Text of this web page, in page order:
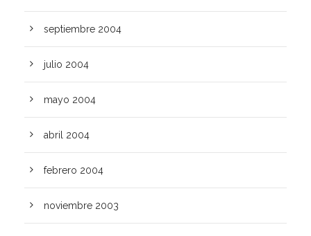
septiembre 2004
julio 2004
mayo 2004
abril 2004
febrero 2004
noviembre 2003